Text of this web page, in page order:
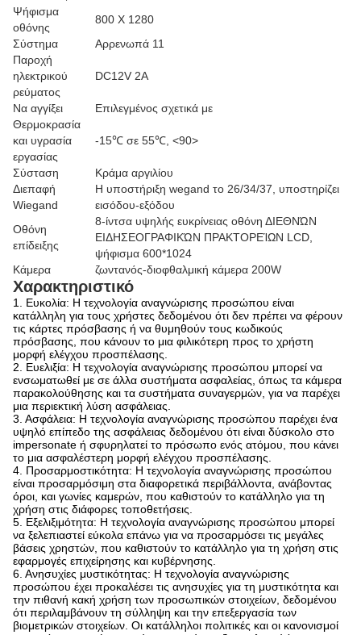
Ψήφισμα
οθόνης
800 X 1280
Σύστημα
Αρρενωπά 11
Παροχή
ηλεκτρικού
ρεύματος
DC12V 2A
Να αγγίξει
Επιλεγμένος σχετικά με
Θερμοκρασία
και υγρασία
εργασίας
-15℃ σε 55℃, <90>
Σύσταση
Κράμα αργιλίου
Διεπαφή
Wiegand
Η υποστήριξη wegand το 26/34/37, υποστηρίζει
εισόδου-εξόδου
Οθόνη
επίδειξης
8-ίντσα υψηλής ευκρίνειας οθόνη ΔΙΕΘΝΏΝ
ΕΙΔΗΣΕΟΓΡΑΦΙΚΏΝ ΠΡΑΚΤΟΡΕΊΩΝ LCD,
ψήφισμα 600*1024
Κάμερα
ζωντανός-διοφθαλμική κάμερα 200W
Χαρακτηριστικό
1. Ευκολία: Η τεχνολογία αναγνώρισης προσώπου είναι
κατάλληλη για τους χρήστες δεδομένου ότι δεν πρέπει να φέρουν
τις κάρτες πρόσβασης ή να θυμηθούν τους κωδικούς
πρόσβασης, που κάνουν το μια φιλικότερη προς το χρήστη
μορφή ελέγχου προσπέλασης.
2. Ευελιξία: Η τεχνολογία αναγνώρισης προσώπου μπορεί να
ενσωματωθεί με σε άλλα συστήματα ασφαλείας, όπως τα κάμερα
παρακολούθησης και τα συστήματα συναγερμών, για να παρέχει
μια περιεκτική λύση ασφάλειας.
3. Ασφάλεια: Η τεχνολογία αναγνώρισης προσώπου παρέχει ένα
υψηλό επίπεδο της ασφάλειας δεδομένου ότι είναι δύσκολο στο
impersonate ή σφυρηλατεί το πρόσωπο ενός ατόμου, που κάνει
το μια ασφαλέστερη μορφή ελέγχου προσπέλασης.
4. Προσαρμοστικότητα: Η τεχνολογία αναγνώρισης προσώπου
είναι προσαρμόσιμη στα διαφορετικά περιβάλλοντα, ανάβοντας
όροι, και γωνίες καμερών, που καθιστούν το κατάλληλο για τη
χρήση στις διάφορες τοποθετήσεις.
5. Εξελιξιμότητα: Η τεχνολογία αναγνώρισης προσώπου μπορεί
να ξελεπιαστεί εύκολα επάνω για να προσαρμόσει τις μεγάλες
βάσεις χρηστών, που καθιστούν το κατάλληλο για τη χρήση στις
εφαρμογές επιχείρησης και κυβέρνησης.
6. Ανησυχίες μυστικότητας: Η τεχνολογία αναγνώρισης
προσώπου έχει προκαλέσει τις ανησυχίες για τη μυστικότητα και
την πιθανή κακή χρήση των προσωπικών στοιχείων, δεδομένου
ότι περιλαμβάνουν τη σύλληψη και την επεξεργασία των
βιομετρικών στοιχείων. Οι κατάλληλοι πολιτικές και οι κανονισμοί